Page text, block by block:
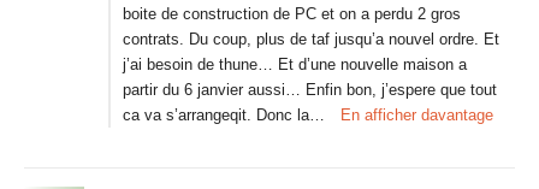
boite de construction de PC et on a perdu 2 gros
contrats. Du coup, plus de taf jusqu’a nouvel ordre. Et
j’ai besoin de thune… Et d’une nouvelle maison a
partir du 6 janvier aussi… Enfin bon, j’espere que tout
ca va s’arrangeqit. Donc la…
En afficher davantage